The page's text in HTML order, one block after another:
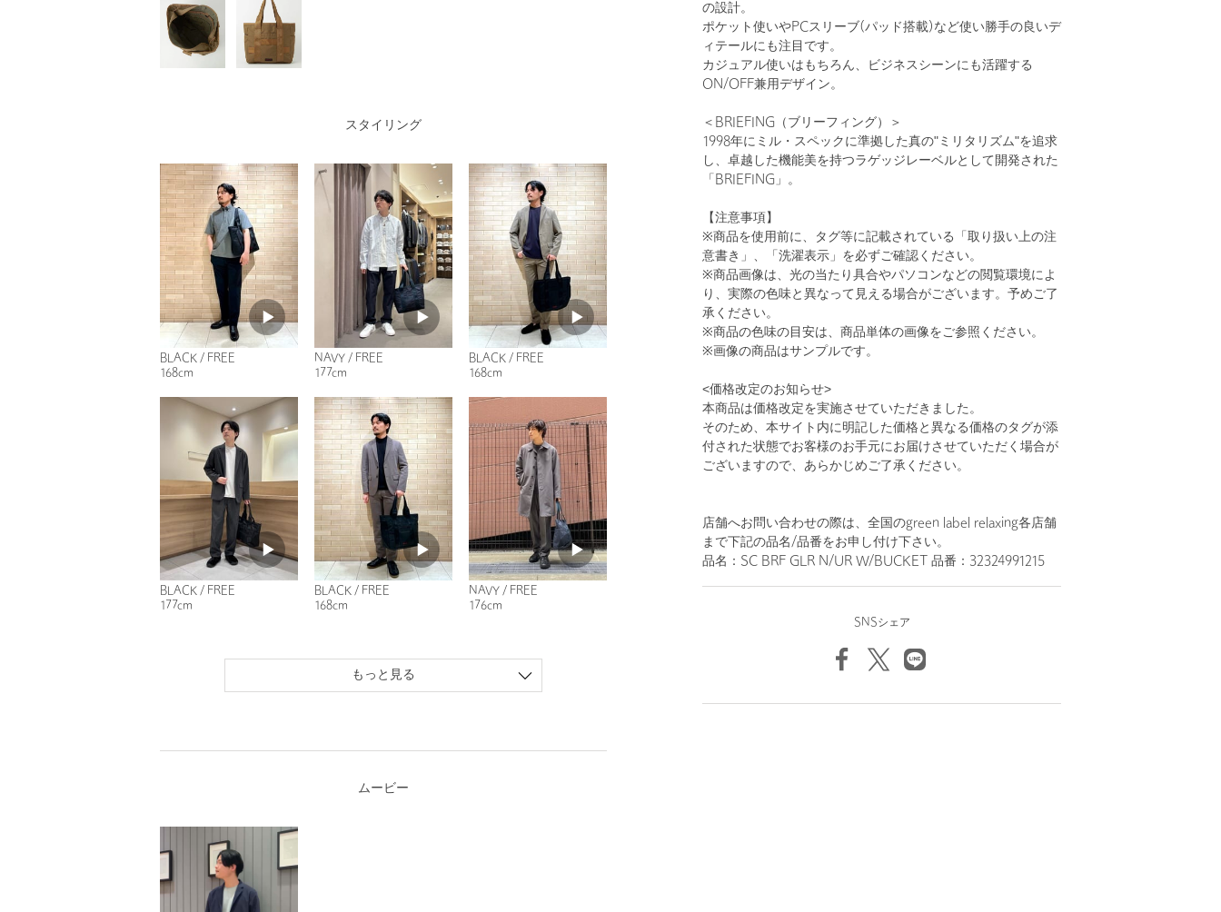
の設計。
ポケット使いやPCスリーブ(パッド搭載)など使い勝手の良いデ
ィテールにも注目です。
カジュアル使いはもちろん、ビジネスシーンにも活躍する
ON/OFF兼用デザイン。
＜BRIEFING（ブリーフィング）＞
1998年にミル・スペックに準拠した真の"ミリタリズム"を追求
し、卓越した機能美を持つラゲッジレーベルとして開発された
「BRIEFING」。
【注意事項】
※商品を使用前に、タグ等に記載されている「取り扱い上の注
意書き」、「洗濯表示」を必ずご確認ください。
※商品画像は、光の当たり具合やパソコンなどの閲覧環境によ
り、実際の色味と異なって見える場合がございます。予めご了
承ください。
※商品の色味の目安は、商品単体の画像をご参照ください。
※画像の商品はサンプルです。
<価格改定のお知らせ>
本商品は価格改定を実施させていただきました。
そのため、本サイト内に明記した価格と異なる価格のタグが添
付された状態でお客様のお手元にお届けさせていただく場合が
ございますので、あらかじめご了承ください。
店舗へお問い合わせの際は、全国のgreen label relaxing各店舗
まで下記の品名/品番をお申し付け下さい。
品名：SC BRF GLR N/UR W/BUCKET 品番：32324991215
SNSシェア
スタイリング
BLACK / FREE
168cm
NAVY / FREE
177cm
BLACK / FREE
168cm
BLACK / FREE
177cm
BLACK / FREE
168cm
NAVY / FREE
176cm
もっと見る
ムービー
BLACK